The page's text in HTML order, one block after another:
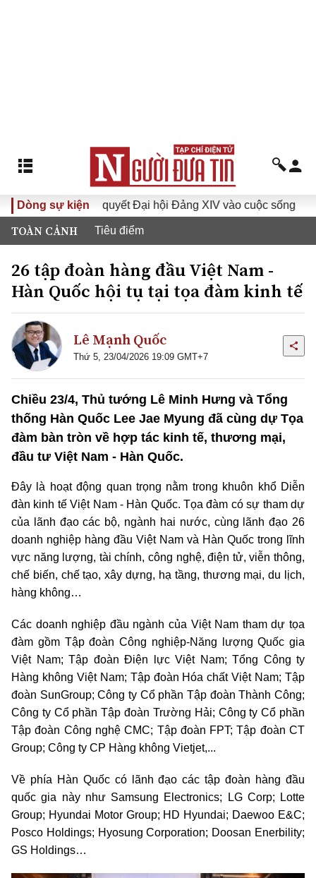
Dòng sự kiện
Đưa Nghị quyết Đại hội Đảng XIV vào cuộc sống Hướng
TOÀN CẢNH Tiêu điểm
26 tập đoàn hàng đầu Việt Nam -
Hàn Quốc hội tụ tại tọa đàm kinh tế
Lê Mạnh Quốc
Thứ 5, 23/04/2026 19:09 GMT+7
Chiều 23/4, Thủ tướng Lê Minh Hưng và Tổng
thống Hàn Quốc Lee Jae Myung đã cùng dự Tọa
đàm bàn tròn về hợp tác kinh tế, thương mại,
đầu tư Việt Nam - Hàn Quốc.
Đây là hoạt động quan trọng nằm trong khuôn khổ Diễn
đàn kinh tế Việt Nam - Hàn Quốc. Tọa đàm có sự tham dự
của lãnh đạo các bộ, ngành hai nước, cùng lãnh đạo 26
doanh nghiệp hàng đầu Việt Nam và Hàn Quốc trong lĩnh
vực năng lượng, tài chính, công nghệ, điện tử, viễn thông,
chế biến, chế tạo, xây dựng, hạ tầng, thương mại, du lịch,
hàng không…
Các doanh nghiệp đầu ngành của Việt Nam tham dự tọa
đàm gồm Tập đoàn Công nghiệp-Năng lượng Quốc gia
Việt Nam; Tập đoàn Điện lực Việt Nam; Tổng Công ty
Hàng không Việt Nam; Tập đoàn Hóa chất Việt Nam; Tập
đoàn SunGroup; Công ty Cổ phần Tập đoàn Thành Công;
Công ty Cổ phần Tập đoàn Trường Hải; Công ty Cổ phần
Tập đoàn Công nghệ CMC; Tập đoàn FPT; Tập đoàn CT
Group; Công ty CP Hàng không Vietjet,...
Về phía Hàn Quốc có lãnh đạo các tập đoàn hàng đầu
quốc gia này như Samsung Electronics; LG Corp; Lotte
Group; Hyundai Motor Group; HD Hyundai; Daewoo E&C;
Posco Holdings; Hyosung Corporation; Doosan Enerbility;
GS Holdings…